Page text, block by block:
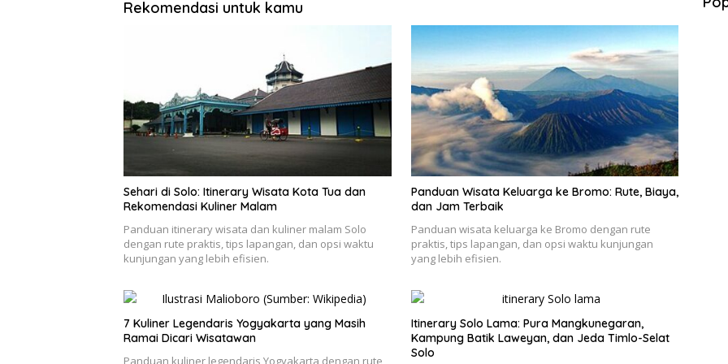
Rekomendasi untuk kamu
Sehari di Solo: Itinerary Wisata Kota Tua dan
Rekomendasi Kuliner Malam
Panduan itinerary wisata dan kuliner malam Solo
dengan rute praktis, tips lapangan, dan opsi waktu
kunjungan yang lebih efisien.
Panduan Wisata Keluarga ke Bromo: Rute, Biaya,
dan Jam Terbaik
Panduan wisata keluarga ke Bromo dengan rute
praktis, tips lapangan, dan opsi waktu kunjungan
yang lebih efisien.
7 Kuliner Legendaris Yogyakarta yang Masih
Ramai Dicari Wisatawan
Panduan kuliner legendaris Yogyakarta dengan rute
Itinerary Solo Lama: Pura Mangkunegaran,
Kampung Batik Laweyan, dan Jeda Timlo-Selat
Solo